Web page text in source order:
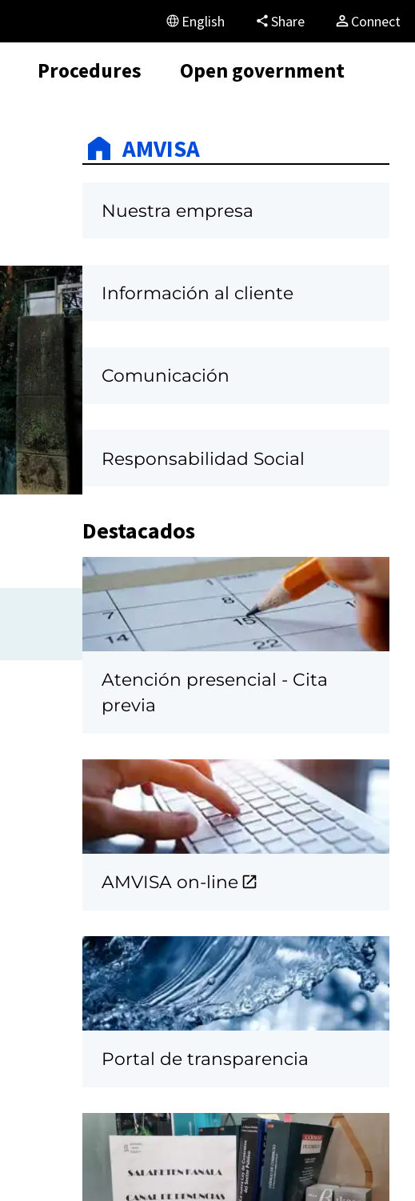
English Share Connect
Procedures Open government
AMVISA
Nuestra empresa
Información al cliente
Comunicación
Responsabilidad Social
Destacados
Atención presencial - Cita
previa
AMVISA on-line
Portal de transparencia